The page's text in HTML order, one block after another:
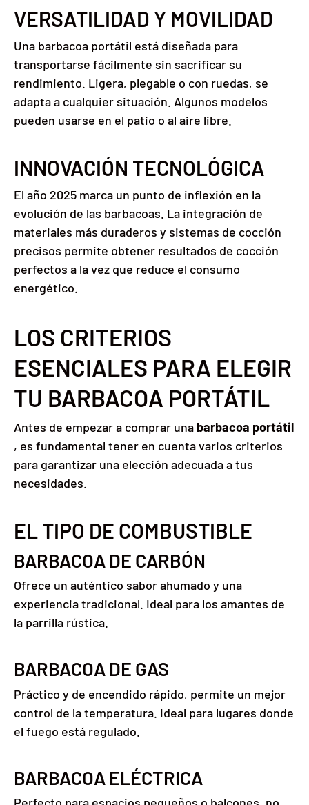
VERSATILIDAD Y MOVILIDAD
Una barbacoa portátil está diseñada para
transportarse fácilmente sin sacrificar su
rendimiento. Ligera, plegable o con ruedas, se
adapta a cualquier situación. Algunos modelos
pueden usarse en el patio o al aire libre.
INNOVACIÓN TECNOLÓGICA
El año 2025 marca un punto de inflexión en la
evolución de las barbacoas. La integración de
materiales más duraderos y sistemas de cocción
precisos permite obtener resultados de cocción
perfectos a la vez que reduce el consumo
energético.
LOS CRITERIOS
ESENCIALES PARA ELEGIR
TU BARBACOA PORTÁTIL
Antes de empezar a comprar una barbacoa portátil
, es fundamental tener en cuenta varios criterios
para garantizar una elección adecuada a tus
necesidades.
EL TIPO DE COMBUSTIBLE
BARBACOA DE CARBÓN
Ofrece un auténtico sabor ahumado y una
experiencia tradicional. Ideal para los amantes de
la parrilla rústica.
BARBACOA DE GAS
Práctico y de encendido rápido, permite un mejor
control de la temperatura. Ideal para lugares donde
el fuego está regulado.
BARBACOA ELÉCTRICA